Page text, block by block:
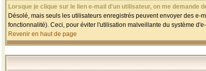
Lorsque je clique sur le lien e-mail d'un utilisateur, on me demande
Désolé, mais seuls les utilisateurs enregistrés peuvent envoyer des
fonctionnalité). Ceci, pour éviter l'utilisation malveillante du système
Revenir en haut de page